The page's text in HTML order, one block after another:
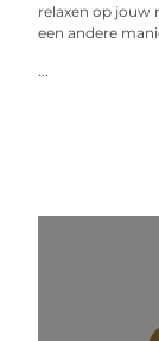
relaxen op jouw
een andere
...